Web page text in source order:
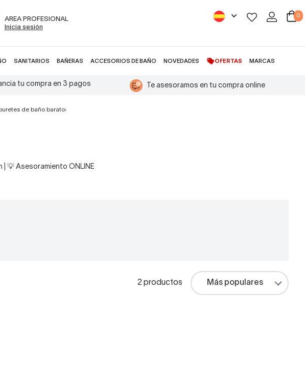
AREA PROFESIONAL
Inicia sesión
0
SANITARIOS BAÑERAS ACCESORIOS DE BAÑO NOVEDADES OFERTAS MARCAS
tu compra en 3 pagos Te asesoramos en tu compra online
de baño baratos
| 💡 Asesoramiento ONLINE
2 productos